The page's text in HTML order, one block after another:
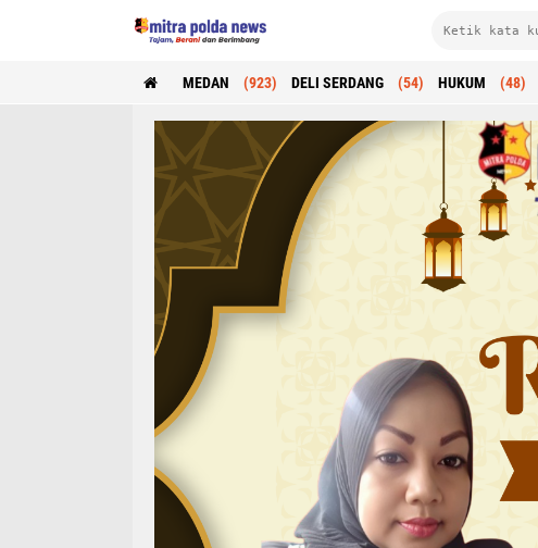
MEDAN (923) DELI SERDANG (54) HUKUM (48)